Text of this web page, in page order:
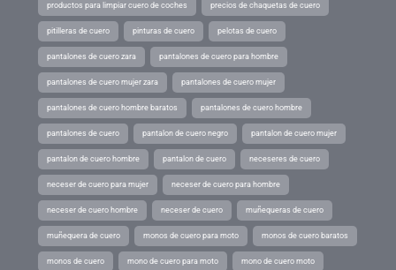
productos para limpiar cuero de coches precios de chaquetas de cuero
pitilleras de cuero pinturas de cuero pelotas de cuero
pantalones de cuero zara pantalones de cuero para hombre
pantalones de cuero mujer zara pantalones de cuero mujer
pantalones de cuero hombre baratos pantalones de cuero hombre
pantalones de cuero pantalon de cuero negro pantalon de cuero mujer
pantalon de cuero hombre pantalon de cuero neceseres de cuero
neceser de cuero para mujer neceser de cuero para hombre
neceser de cuero hombre neceser de cuero muñequeras de cuero
muñequera de cuero monos de cuero para moto monos de cuero baratos
monos de cuero mono de cuero para moto mono de cuero moto